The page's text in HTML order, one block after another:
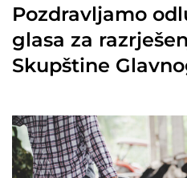
Pozdravljamo
glasa za
Skupštine